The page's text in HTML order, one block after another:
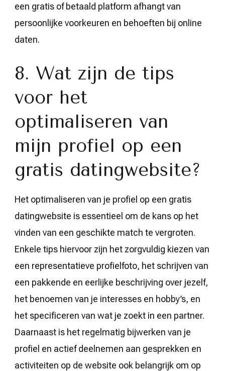
een gratis of betaald platform afhangt van
persoonlijke voorkeuren en behoeften bij online
daten.
8. Wat zijn de tips
voor het
optimaliseren van
mijn profiel op een
gratis datingwebsite?
Het optimaliseren van je profiel op een gratis
datingwebsite is essentieel om de kans op het
vinden van een geschikte match te vergroten.
Enkele tips hiervoor zijn het zorgvuldig kiezen van
een representatieve profielfoto, het schrijven van
een pakkende en eerlijke beschrijving over jezelf,
het benoemen van je interesses en hobby’s, en
het specificeren van wat je zoekt in een partner.
Daarnaast is het regelmatig bijwerken van je
profiel en actief deelnemen aan gesprekken en
activiteiten op de website ook belangrijk om op